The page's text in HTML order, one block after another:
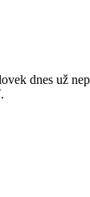
dnes už